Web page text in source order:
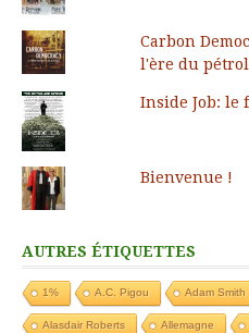
Carbon
l'ère du
Inside Job: le
Bienvenue !
AUTRES ÉTIQUETTES
1% A.C. Pigou Adam Smith
Alasdair Roberts Allemagne